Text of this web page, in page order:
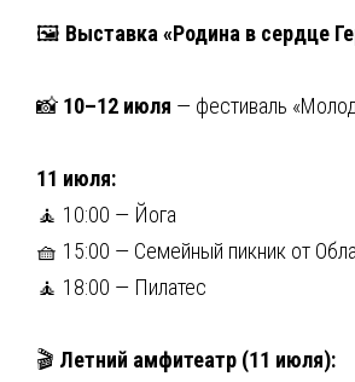
🖼 Выставка «Родина в сердце
📸 10–12 июля — фестиваль
11 июля:
🧘 10:00 — Йога
🧺 15:00 — Семейный пикник от
🧘 18:00 — Пилатес
🎬 Летний амфитеатр (11 июля):